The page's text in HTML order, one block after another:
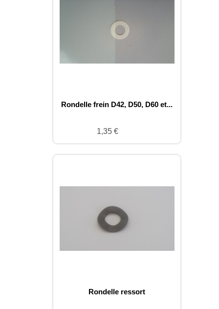
Rondelle frein D42, D50, D60 et...
1,35 €
Rondelle ressort